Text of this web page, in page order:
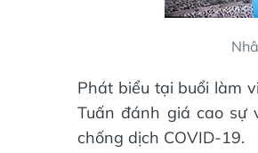
Phát biểu tại buổi làm
Tuấn đánh giá cao sự
chống dịch COVID-19.